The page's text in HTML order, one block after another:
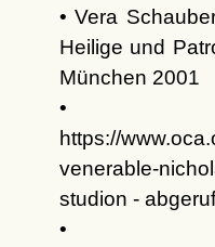
• Vera
Heilige und
München 2001
•
https://
venerable-
studion -
•